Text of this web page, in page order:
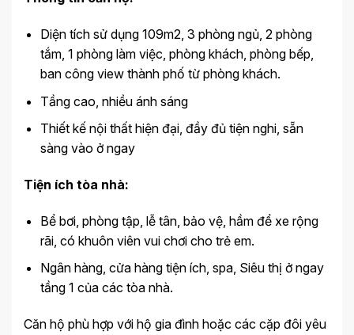
Diện tích sử dụng 109m2, 3 phòng ngủ, 2 phòng
tắm, 1 phòng làm việc, phòng khách, phòng bếp,
ban công view thành phố từ phòng khách.
Tầng cao, nhiều ánh sáng
Thiết kế nội thất hiện đại, đầy đủ tiện nghi, sẵn
sàng vào ở ngay
Tiện ích tòa nhà:
Bể bơi, phòng tập, lễ tân, bảo vệ, hầm để xe rộng
rãi, có khuôn viên vui chơi cho trẻ em.
Ngân hàng, cửa hàng tiện ích, spa, Siêu thị ở ngay
tầng 1 của các tòa nhà.
Căn hộ phù hợp với hộ gia đình hoặc các cặp đôi yêu